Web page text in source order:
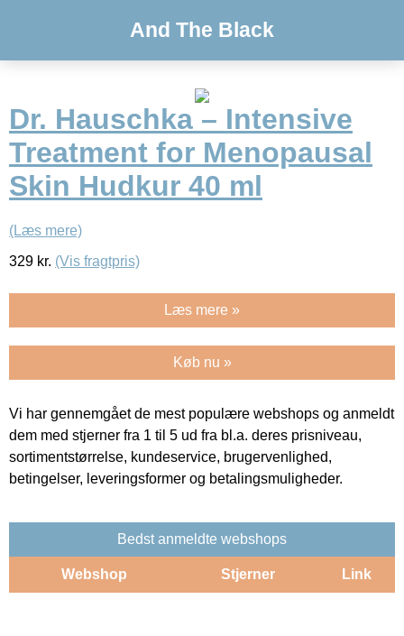
And The Black
Dr. Hauschka – Intensive
Treatment for Menopausal
Skin Hudkur 40 ml
(Læs mere)
329 kr. (Vis fragtpris)
Læs mere »
Køb nu »
Vi har gennemgået de mest populære webshops og anmeldt
dem med stjerner fra 1 til 5 ud fra bl.a. deres prisniveau,
sortimentstørrelse, kundeservice, brugervenlighed,
betingelser, leveringsformer og betalingsmuligheder.
Bedst anmeldte webshops
Webshop Stjerner Link